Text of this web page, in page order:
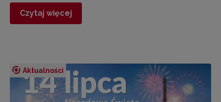
Czytaj więcej
Aktualności